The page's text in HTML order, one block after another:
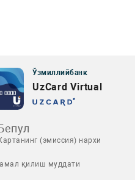
Ўзмиллийбанк
UzCard Virtual
(эмиссия) нархи
қилиш муддати